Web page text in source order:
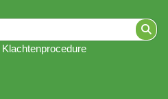
Klachtenprocedure